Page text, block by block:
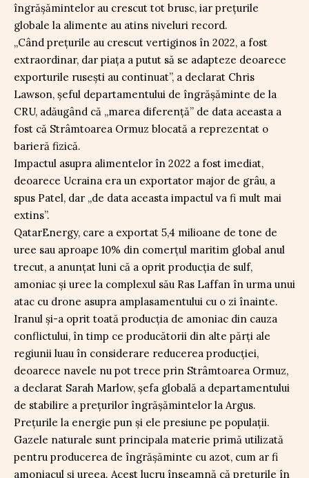
îngrășămintelor au crescut tot brusc, iar prețurile
globale la alimente au atins niveluri record.
„Când prețurile au crescut vertiginos în 2022, a fost
extraordinar, dar piața a putut să se adapteze deoarece
exporturile rusești au continuat”, a declarat Chris
Lawson, șeful departamentului de îngrășăminte de la
CRU, adăugând că „marea diferență” de data aceasta a
fost că Strâmtoarea Ormuz blocată a reprezentat o
barieră fizică.
Impactul asupra alimentelor în 2022 a fost imediat,
deoarece Ucraina era un exportator major de grâu, a
spus Patel, dar „de data aceasta impactul va fi mult mai
extins”.
QatarEnergy, care a exportat 5,4 milioane de tone de
uree sau aproape 10% din comerțul maritim global anul
trecut, a anunțat luni că a oprit producția de sulf,
amoniac și uree la complexul său Ras Laffan în urma unui
atac cu drone asupra amplasamentului cu o zi înainte.
Iranul și-a oprit toată producția de amoniac din cauza
conflictului, în timp ce producătorii din alte părți ale
regiunii luau în considerare reducerea producției,
deoarece navele nu pot trece prin Strâmtoarea Ormuz,
a declarat Sarah Marlow, șefa globală a departamentului
de stabilire a prețurilor îngrășămintelor la Argus.
Prețurile la energie pun și ele presiune pe populații.
Gazele naturale sunt principala materie primă utilizată
pentru producerea de îngrășăminte cu azot, cum ar fi
amoniacul și ureea. Acest lucru înseamnă că prețurile în